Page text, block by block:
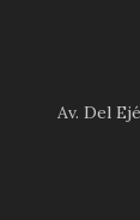
Av. Del